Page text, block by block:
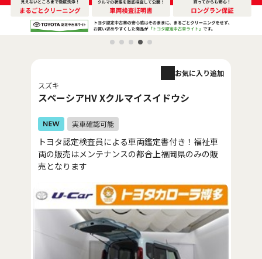
スズキ
スペーシアHV Xクルマイスイドウシ
お気に入り追加
トヨタ認定検査員による車両鑑定書付き！福祉車
両の販売はメンテナンスの都合上福岡県のみの販
売となります